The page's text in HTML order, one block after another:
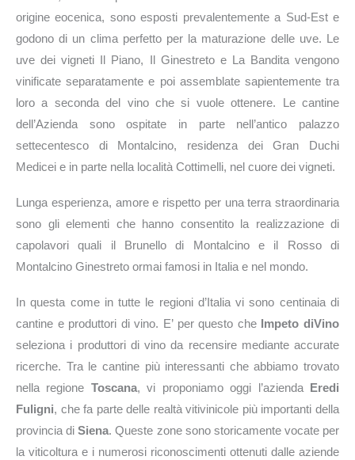
origine eocenica, sono esposti prevalentemente a Sud-Est e
godono di un clima perfetto per la maturazione delle uve. Le
uve dei vigneti Il Piano, Il Ginestreto e La Bandita vengono
vinificate separatamente e poi assemblate sapientemente tra
loro a seconda del vino che si vuole ottenere. Le cantine
dell’Azienda sono ospitate in parte nell’antico palazzo
settecentesco di Montalcino, residenza dei Gran Duchi
Medicei e in parte nella località Cottimelli, nel cuore dei vigneti.
Lunga esperienza, amore e rispetto per una terra straordinaria
sono gli elementi che hanno consentito la realizzazione di
capolavori quali il Brunello di Montalcino e il Rosso di
Montalcino Ginestreto ormai famosi in Italia e nel mondo.
In questa come in tutte le regioni d’Italia vi sono centinaia di
cantine e produttori di vino. E’ per questo che Impeto diVino
seleziona i produttori di vino da recensire mediante accurate
ricerche. Tra le cantine più interessanti che abbiamo trovato
nella regione Toscana, vi proponiamo oggi l’azienda Eredi
Fuligni, che fa parte delle realtà vitivinicole più importanti della
provincia diSiena. Queste zone sono storicamente vocate per
la viticoltura e i numerosi riconoscimenti ottenuti dalle aziende